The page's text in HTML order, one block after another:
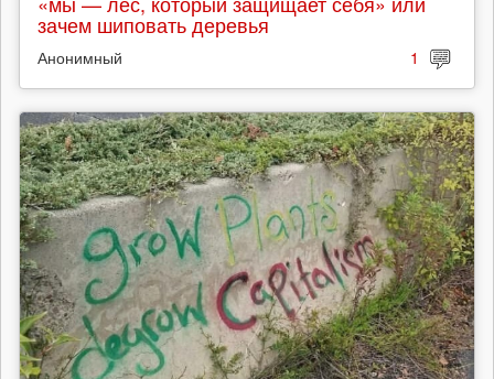
зачем шиповать деревья
Анонимный 1